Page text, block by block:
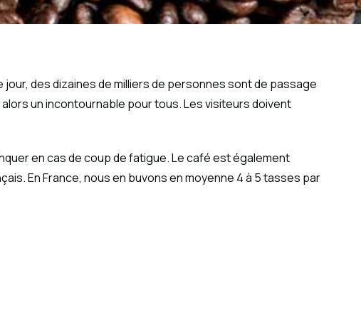
des dizaines de milliers de personnes sont de passage
un incontournable pour tous. Les visiteurs doivent
en cas de coup de fatigue. Le café est également
En France, nous en buvons en moyenne 4 à 5 tasses par